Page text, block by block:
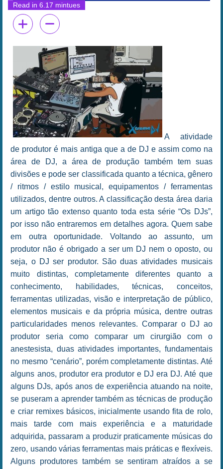
Read in 6.17 mintues
A atividade
de produtor é mais antiga que a de DJ e assim como na
área de DJ, a área de produção também tem suas
divisões e pode ser classificada quanto a técnica, gênero
/ ritmos / estilo musical, equipamentos / ferramentas
utilizados, dentre outros. A classificação desta área daria
um artigo tão extenso quanto toda esta série “Os DJs”,
por isso não entraremos em detalhes agora. Quem sabe
em outra oportunidade. Voltando ao assunto, um
produtor não é obrigado a ser um DJ nem o oposto, ou
seja, o DJ ser produtor. São duas atividades musicais
muito distintas, completamente diferentes quanto a
conhecimento, habilidades, técnicas, conceitos,
ferramentas utilizadas, visão e interpretação de público,
elementos musicais e da própria música, dentre outras
particularidades menos relevantes. Comparar o DJ ao
produtor seria como comparar um cirurgião com o
anestesista, duas atividades importantes, fundamentais
no mesmo “cenário”, porém completamente distintas. Até
alguns anos, produtor era produtor e DJ era DJ. Até que
alguns DJs, após anos de experiência atuando na noite,
se puseram a aprender também as técnicas de produção
e criar remixes básicos, inicialmente usando fita de rolo,
mais tarde com mais experiência e a maturidade
adquirida, passaram a produzir praticamente músicas do
zero, usando várias ferramentas mais práticas e flexíveis.
Alguns produtores também se sentiram atraídos a se